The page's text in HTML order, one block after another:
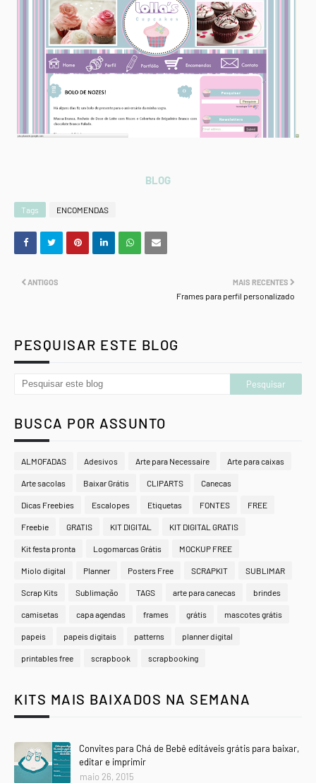
BLOG
Tags ENCOMENDAS
MAIS RECENTES
Frames para perfil personalizado
ANTIGOS
PESQUISAR ESTE BLOG
BUSCA POR ASSUNTO
ALMOFADAS Adesivos Arte para Necessaire Arte para caixas
Arte sacolas Baixar Grátis CLIPARTS Canecas
Dicas Freebies Escalopes Etiquetas FONTES FREE
Freebie GRATIS KIT DIGITAL KIT DIGITAL GRATIS
Kit festa pronta Logomarcas Grátis MOCKUP FREE
Miolo digital Planner Posters Free SCRAPKIT SUBLIMAR
Scrap Kits Sublimação TAGS arte para canecas brindes
camisetas capa agendas frames grátis mascotes grátis
papeis papeis digitais patterns planner digital
printables free scrapbook scrapbooking
KITS MAIS BAIXADOS NA SEMANA
Convites para Chá de Bebê editáveis grátis para baixar,
editar e imprimir
maio 26, 2015